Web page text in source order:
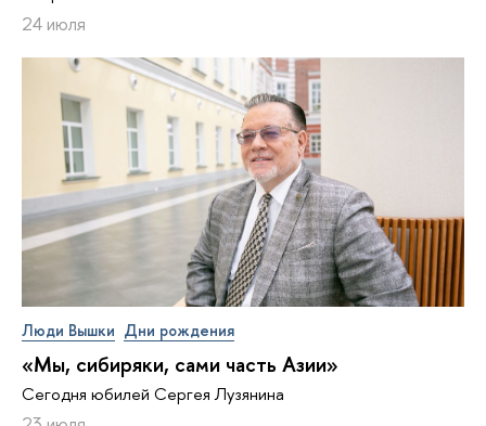
24 июля
Люди Вышки Дни рождения
«Мы, сибиряки, сами часть Азии»
Сегодня юбилей Сергея Лузянина